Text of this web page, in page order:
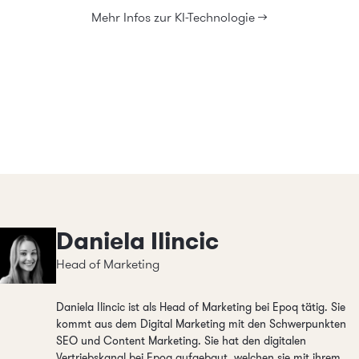
Kontexte zu erkennen. Daraus entstehen Smart Data, die für
Mehr Infos zur KI-Technologie >>
Daniela Ilincic
Head of Marketing
Daniela Ilincic ist als Head of Marketing bei Epoq tätig. Sie
kommt aus dem Digital Marketing mit den Schwerpunkten
SEO und Content Marketing. Sie hat den digitalen